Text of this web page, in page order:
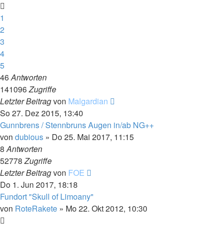
1
2
3
4
5
46Antworten
141096Zugriffe
Letzter Beitragvon Malgardian
So 27. Dez 2015, 13:40
Gunnbrens / Stennbruns Augen in/ab NG++
von dubious » Do 25. Mai 2017, 11:15
8Antworten
52778Zugriffe
Letzter Beitragvon FOE
Do 1. Jun 2017, 18:18
Fundort "Skull of Limoany"
von RoteRakete » Mo 22. Okt 2012, 10:30